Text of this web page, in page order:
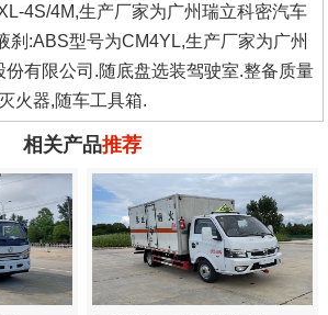
4S/4M,生产厂家为广州瑞立科密汽车
刹:ABS型号为CM4YL,生产厂家为广州
有限公司.随底盘选装驾驶室.整备质量
火器,随车工具箱.
相关产品推荐